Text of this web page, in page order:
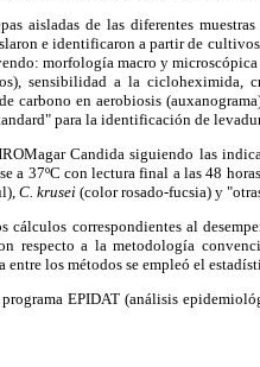
aisladas de las diferentes
e identificaron a partir de
morfología macro y
sensibilidad a la cicloheximida,
carbono en aerobiosis
para la identificación de
Candida siguiendo las
a 37ºC con lectura final a las 48
C. krusei (color rosado-fucsia) y
cálculos correspondientes al
respecto a la metodología
entre los métodos se empleó el
EPIDAT (análisis